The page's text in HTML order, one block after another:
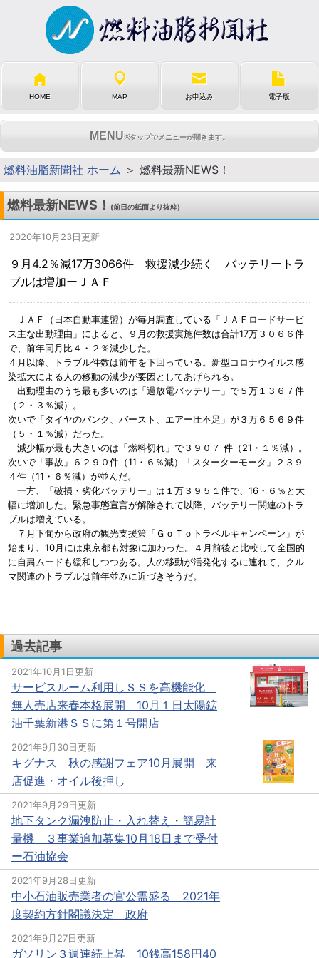
HOME MAP お申込み 電子版
MENU※タップでメニューが開きます。
燃料油脂新聞社 ホーム ＞ 燃料最新NEWS！
燃料最新NEWS！ (前日の紙面より抜粋)
2020年10月23日更新
９月4.2％減17万3066件 救援減少続く バッテリートラ
ブルは増加ーＪＡＦ
ＪＡＦ（日本自動車連盟）が毎月調査している「ＪＡＦロードサービ
ス主な出動理由」によると、９月の救援実施件数は合計17万３０６６件
で、前年同月比４・２％減少した。
４月以降、トラブル件数は前年を下回っている。新型コロナウイルス感
染拡大による人の移動の減少が要因としてあげられる。
出動理由のうち最も多いのは「過放電バッテリー」で５万１３６７件
（２・３％減）。
次いで「タイヤのパンク、バースト、エアー圧不足」が３万６５６９件
（５・１％減）だった。
減少幅が最も大きいのは「燃料切れ」で３９０７ 件（21・１％減）。
次いで「事故」６２９０件（11・６％減）「スターターモータ」２３９
４件（11・６％減）が並んだ。
一方、「破損・劣化バッテリー」は１万３９５１件で、16・６％と大
幅に増加した。緊急事態宣言が解除されて以降、バッテリー関連のトラ
ブルは増えている。
７月下旬から政府の観光支援策「ＧｏＴｏトラベルキャンペーン」が
始まり、10月には東京都も対象に加わった。４月前後と比較して全国的
に自粛ムードも緩和しつつある。人の移動が活発化するに連れて、クル
マ関連のトラブルは前年並みに近づきそうだ。
過去記事
2021年10月1日更新
サービスルーム利用しＳＳを高機能化
無人売店来春本格展開 10月１日太陽鉱
油千葉新港ＳＳに第１号開店
2021年9月30日更新
キグナス 秋の感謝フェア10月展開 来
店促進・オイル後押し
2021年9月29日更新
地下タンク漏洩防止・入れ替え・簡易計
量機 ３事業追加募集10月18日まで受付
ー石油協会
2021年9月28日更新
中小石油販売業者の官公需盛る 2021年
度契約方針閣議決定 政府
2021年9月27日更新
ガソリン３週連続上昇 10銭高158円40